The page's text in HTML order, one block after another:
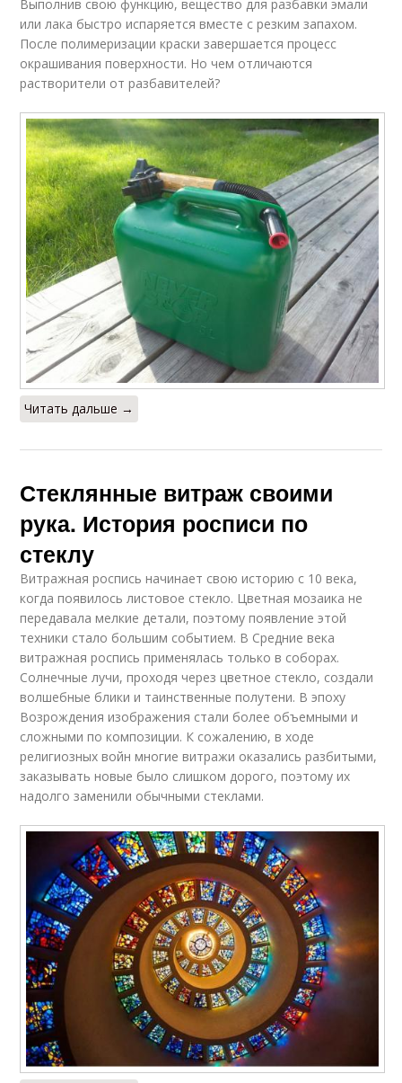
Выполнив свою функцию, вещество для разбавки эмали
или лака быстро испаряется вместе с резким запахом.
После полимеризации краски завершается процесс
окрашивания поверхности. Но чем отличаются
растворители от разбавителей?
Читать дальше →
Стеклянные витраж своими
рука. История росписи по
стеклу
Витражная роспись начинает свою историю с 10 века,
когда появилось листовое стекло. Цветная мозаика не
передавала мелкие детали, поэтому появление этой
техники стало большим событием. В Средние века
витражная роспись применялась только в соборах.
Солнечные лучи, проходя через цветное стекло, создали
волшебные блики и таинственные полутени. В эпоху
Возрождения изображения стали более объемными и
сложными по композиции. К сожалению, в ходе
религиозных войн многие витражи оказались разбитыми,
заказывать новые было слишком дорого, поэтому их
надолго заменили обычными стеклами.